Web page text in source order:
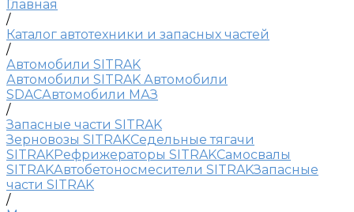
Главная
/
Каталог автотехники и запасных частей
/
Автомобили SITRAK
Автомобили SITRAK Автомобили
SDACАвтомобили МАЗ
/
Запасные части SITRAK
Зерновозы SITRAKСедельные тягачи
SITRAKРефрижераторы SITRAKСамосвалы
SITRAKАвтобетоносмесители SITRAKЗапасные
части SITRAK
/